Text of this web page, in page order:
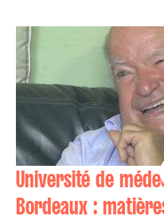
Université de
Bordeaux :